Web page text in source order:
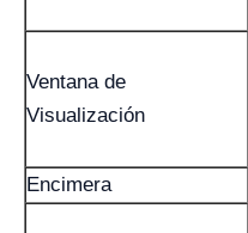
Ventana de
Visualización
Encimera